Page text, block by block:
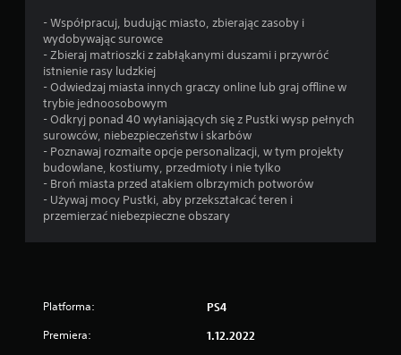
- Współpracuj, budując miasto, zbierając zasoby i
wydobywając surowce
- Zbieraj matrioszki z zabłąkanymi duszami i przywróć
istnienie rasy ludzkiej
- Odwiedzaj miasta innych graczy online lub graj offline w
trybie jednoosobowym
- Odkryj ponad 40 wyłaniających się z Pustki wysp pełnych
surowców, niebezpieczeństw i skarbów
- Poznawaj rozmaite opcje personalizacji, w tym projekty
budowlane, kostiumy, przedmioty i nie tylko
- Broń miasta przed atakiem olbrzymich potworów
- Używaj mocy Pustki, aby przekształcać teren i
przemierzać niebezpieczne obszary
Platforma: PS4
Premiera: 1.12.2022